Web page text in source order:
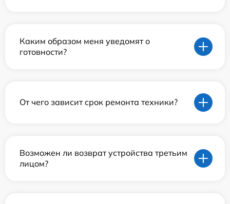
Каким образом меня уведомят о
готовности?
От чего зависит срок ремонта техники?
Возможен ли возврат устройства третьим
лицом?